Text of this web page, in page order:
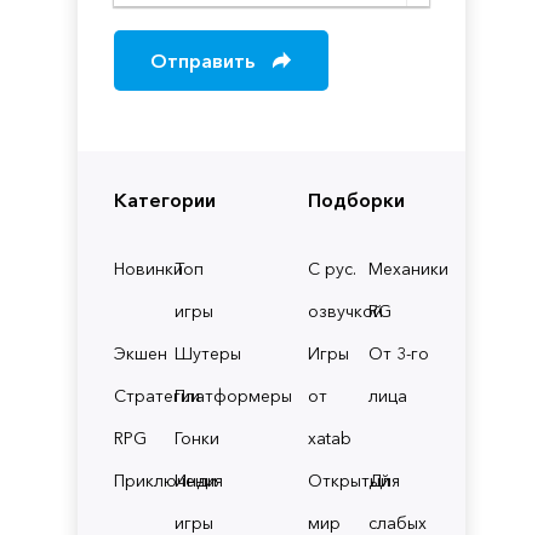
Категории
НовинкиТоп
игры
Экшен Шутеры
СтратегииПлатформеры
RPG
Гонки
Приключения
Инди
игры
Подборки
С рус.
озвучкой
Механики
RG
Игры
от
xatab
От 3-го
лица
Открытый
мир
Для
слабых
Отправить